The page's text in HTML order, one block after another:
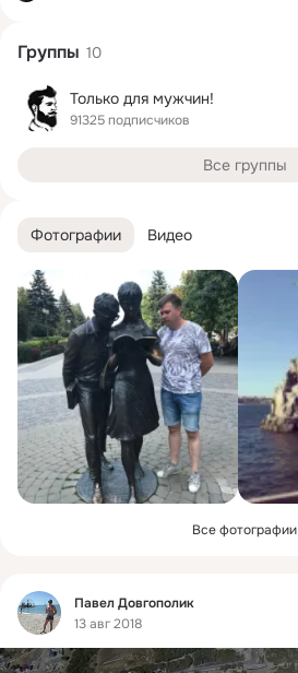
Фотографии Видео
Все фотографии
Фид
Павел Довгополик
13 авг 2018
Группы 10
Только для мужчин!
91325 подписчиков
Все группы